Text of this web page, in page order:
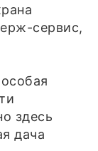
сервис,
здесь
дача